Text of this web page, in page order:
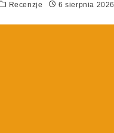
Recenzje 6 sierpnia 2026